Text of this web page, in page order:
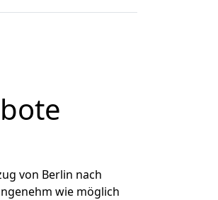
von Berlin nach
wie möglich